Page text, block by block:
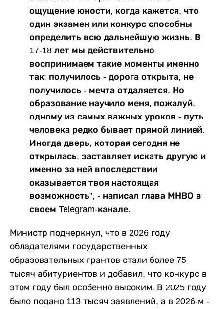
ощущение юности, когда кажется, что
один экзамен или конкурс способны
определить всю дальнейшую жизнь. В
17-18 лет мы действительно
воспринимаем такие моменты именно
так: получилось - дорога открыта, не
получилось - мечта отдаляется. Но
образование научило меня, пожалуй,
одному из самых важных уроков - путь
человека редко бывает прямой линией.
Иногда дверь, которая сегодня не
открылась, заставляет искать другую и
именно за ней впоследствии
оказывается твоя настоящая
возможность", - написал глава МНВО в
своем Telegram-канале.
Министр подчеркнул, что в 2026 году
обладателями государственных
образовательных грантов стали более 75
тысяч абитуриентов и добавил, что конкурс в
этом году был особенно высоким. В 2025 году
было подано 113 тысяч заявлений, а в 2026-м -